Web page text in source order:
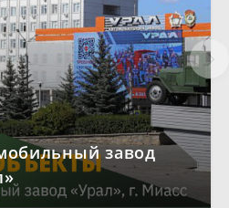
завод